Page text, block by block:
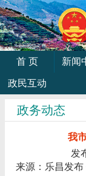
首 页 新闻
政民互动
政务动态
我
发
来源：乐昌发布